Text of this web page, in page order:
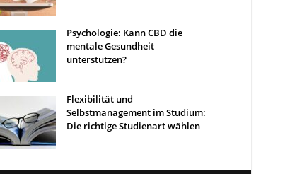
Psychologie: Kann CBD die
mentale Gesundheit
unterstützen?
Flexibilität und
Selbstmanagement im Studium:
Die richtige Studienart wählen